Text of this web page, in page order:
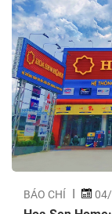
BÁO CHÍ